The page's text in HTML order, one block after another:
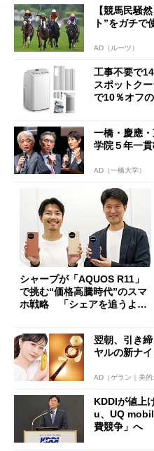
【競馬民騒
ト”をガチで
AD（ルーツ）
工事不要で
スポットク
で10％オフ
一橋・慶應
学院５年一
AD（一橋大学）
シャープが「AQUOS R11」
で挑む“価格高騰時代”のスマ
ホ戦略 「シェアを追うより
翌朝、引き
ヤルの新ナ
AD（ゲラン｜美的
KDDIが値上
u、UQ
費競争」へ